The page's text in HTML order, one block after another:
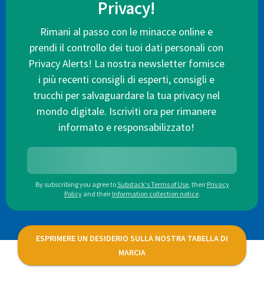
Privacy!
Rimani al passo con le minacce online e
prendi il controllo dei tuoi dati personali con
Privacy Alerts! La nostra newsletter fornisce
i più recenti consigli di esperti, consigli e
trucchi per salvaguardare la tua privacy nel
mondo digitale. Iscriviti ora per rimanere
informato e responsabilizzato!
By subscribing you agree toSubstack's Terms of Use, their Privacy
Policy and their Information collection notice.
ESPRIMERE UN DESIDERIO SULLA NOSTRA TABELLA DI
MARCIA